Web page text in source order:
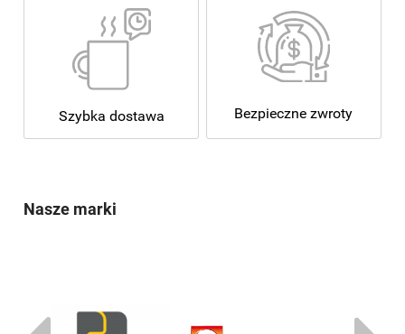
Szybka dostawa Bezpieczne zwroty
Nasze marki